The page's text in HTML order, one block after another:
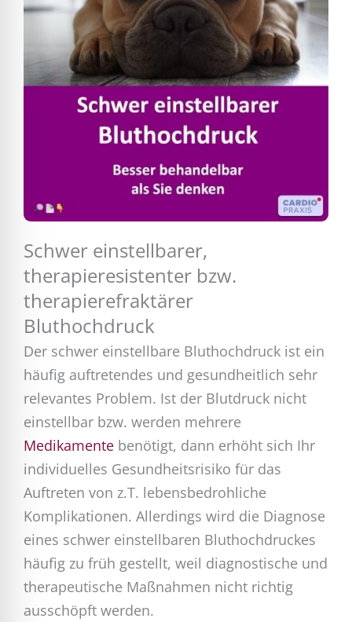
Schwer einstellbarer,
therapieresistenter bzw.
therapierefraktärer
Bluthochdruck
Der schwer einstellbare Bluthochdruck ist ein
häufig auftretendes und gesundheitlich sehr
relevantes Problem. Ist der Blutdruck nicht
einstellbar bzw. werden mehrere
Medikamente benötigt, dann erhöht sich Ihr
individuelles Gesundheitsrisiko für das
Auftreten von z.T. lebensbedrohliche
Komplikationen. Allerdings wird die Diagnose
eines schwer einstellbaren Bluthochdruckes
häufig zu früh gestellt, weil diagnostische und
therapeutische Maßnahmen nicht richtig
ausschöpft werden.